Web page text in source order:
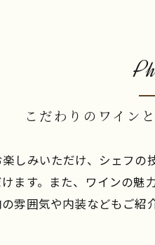
こだわりのワイン
しみいただけ、シェフ
ます。また、ワインの
雰囲気や内装などもご紹